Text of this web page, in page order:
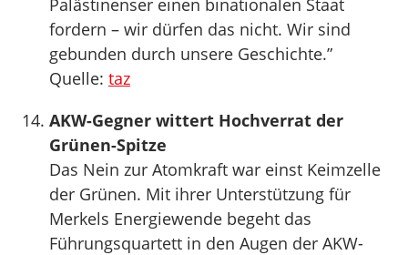
Palästinenser einen binationalen Staat
fordern – wir dürfen das nicht. Wir sind
gebunden durch unsere Geschichte.”
Quelle: taz
AKW-Gegner wittert Hochverrat der
Grünen-Spitze
Das Nein zur Atomkraft war einst Keimzelle
der Grünen. Mit ihrer Unterstützung für
Merkels Energiewende begeht das
Führungsquartett in den Augen der AKW-